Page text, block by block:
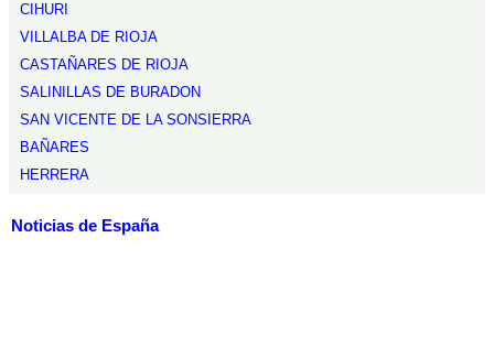
CIHURI
VILLALBA DE RIOJA
CASTAÑARES DE RIOJA
SALINILLAS DE BURADON
SAN VICENTE DE LA SONSIERRA
BAÑARES
HERRERA
Noticias de España